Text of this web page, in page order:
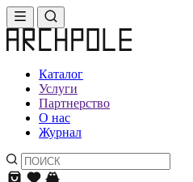
Каталог
Услуги
Партнерство
О нас
Журнал